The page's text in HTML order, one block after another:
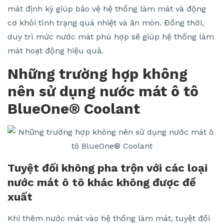
mát định kỳ giúp bảo vệ hệ thống làm mát và động
cơ khỏi tình trạng quá nhiệt và ăn mòn. Đồng thời,
duy trì mức nước mát phù hợp sẽ giúp hệ thống làm
mát hoạt động hiệu quả.
Những trường hợp không
nên sử dụng nước mát ô tô
BlueOne® Coolant
Tuyệt đối không pha trộn với các loại
nước mát ô tô khác không được đề
xuất
Khi thêm nước mát vào hệ thống làm mát, tuyệt đối